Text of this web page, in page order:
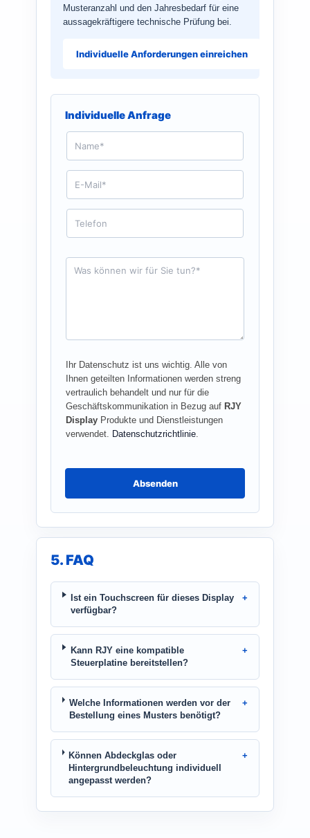
Musteranzahl und den Jahresbedarf für eine
aussagekräftigere technische Prüfung bei.
Individuelle Anforderungen einreichen
Individuelle Anfrage
N
m
e
E
M
a
T
l
f
A
*
Ihr Datenschutz ist uns wichtig. Alle von
Ihnen geteilten Informationen werden streng
vertraulich behandelt und nur für die
Geschäftskommunikation in Bezug auf RJY
Display Produkte und Dienstleistungen
verwendet.
Datenschutzrichtlinie
Absenden
5. FAQ
Ist ein Touchscreen für dieses Display
verfügbar?
Kann RJY eine kompatible
Steuerplatine bereitstellen?
Welche Informationen werden vor der
Bestellung eines Musters benötigt?
Können Abdeckglas oder
Hintergrundbeleuchtung individuell
angepasst werden?